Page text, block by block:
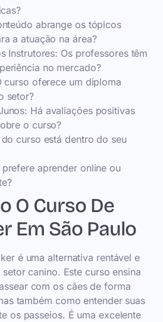
abrange os tópicos
a atuação na área?
Instrutores: Os professores têm
no mercado?
curso oferece um diploma
setor?
Há avaliações positivas
o curso?
curso está dentro do seu
aprender online ou
O Curso De
Em São Paulo
é uma alternativa rentável e
canino. Este curso ensina
com os cães de forma
também como entender suas
os passeios. É uma excelente